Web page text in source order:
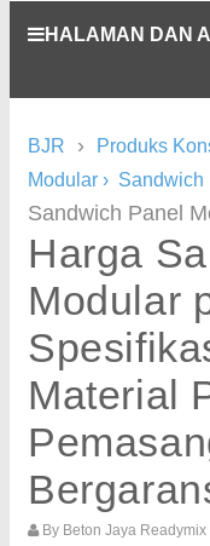
HALAMAN DAN
BJR › Produks
Modular › Sandwich
Sandwich Panel
Harga
Modular
Material
By Beton Jaya Readymix